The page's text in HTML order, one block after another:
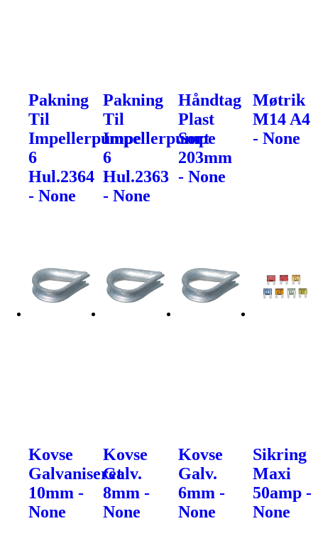
Pakning
Til
Impellerpumpe
6
Hul.2364
- None
Pakning
Til
Impellerpumpe
6
Hul.2363
- None
Håndtag
Plast
Sort
203mm
- None
Møtrik
M14 A4
- None
Kovse
Galvaniseret
10mm -
None
Kovse
Galv.
8mm -
None
Kovse
Galv.
6mm -
None
Sikring
Maxi
50amp -
None